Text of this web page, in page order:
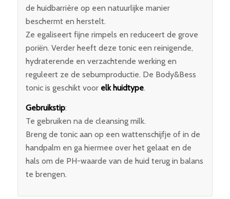
de huidbarrière op een natuurlijke manier
beschermt en herstelt.
Ze egaliseert fijne rimpels en reduceert de grove
poriën. Verder heeft deze tonic een reinigende,
hydraterende en verzachtende werking en
reguleert ze de sebumproductie. De Body&Bess
tonic is geschikt voor elk huidtype.
Gebruikstip:
Te gebruiken na de cleansing milk.
Breng de tonic aan op een wattenschijfje of in de
handpalm en ga hiermee over het gelaat en de
hals om de PH-waarde van de huid terug in balans
te brengen.